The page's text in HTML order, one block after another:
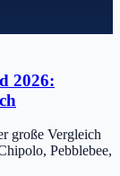
2026:
große Vergleich
Pebblebee,